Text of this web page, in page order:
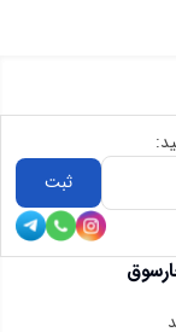
ثبت